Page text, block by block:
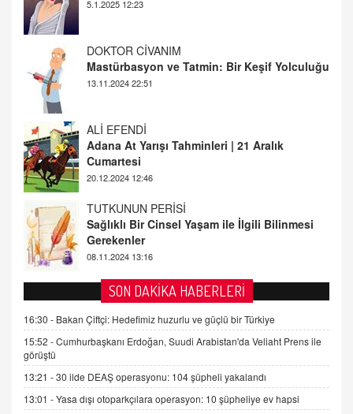
13.11.2024 22:51
ALİ EFENDİ
Adana At Yarışı Tahminleri | 21 Aralık
Cumartesi
TUTKUNUN PERİSİ
Sağlıklı Bir Cinsel Yaşam ile İlgili Bilinmesi
Gerekenler
08.11.2024 13:16
FARUK ÖNALAN
Tezkere Onaylanmasaydı…
2 Kasım 2021 Salı 00:11
AV. DOĞAN CAN DOĞAN
Kişisel verilerin korunması ve dijital hukukun
gelişimi
15.09.2025 16:17
SEHER EREK
Kış Ayları Geldi, Hangi Önlemler Alınmalı?
9.12.2025 10:11
SON DAKİKA HABERLERİ
16:30 - Bakan Çiftçi: Hedefimiz huzurlu ve güçlü bir Türkiye
15:52 -Cumhurbaşkanı Erdoğan, Suudi Arabistan'da Veliaht Prens ile
görüştü
13:21 -30 ilde DEAŞ operasyonu: 104 şüpheli yakalandı
13:01 -Yasa dışı otoparkçılara operasyon: 10 şüpheliye ev hapsi